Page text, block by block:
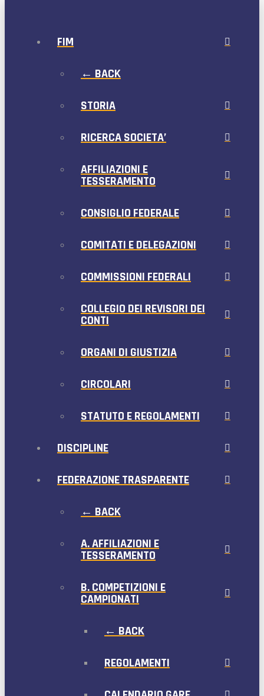
FIM
← BACK
STORIA
RICERCA SOCIETA’
AFFILIAZIONI E
TESSERAMENTO
CONSIGLIO FEDERALE
COMITATI E DELEGAZIONI
COMMISSIONI FEDERALI
COLLEGIO DEI REVISORI DEI
CONTI
ORGANI DI GIUSTIZIA
CIRCOLARI
STATUTO E REGOLAMENTI
DISCIPLINE
FEDERAZIONE TRASPARENTE
← BACK
A. AFFILIAZIONI E
TESSERAMENTO
B. COMPETIZIONI E
CAMPIONATI
← BACK
REGOLAMENTI